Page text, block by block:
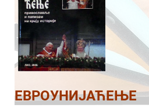
ЕВРОУНИЈАЋЕЊЕ